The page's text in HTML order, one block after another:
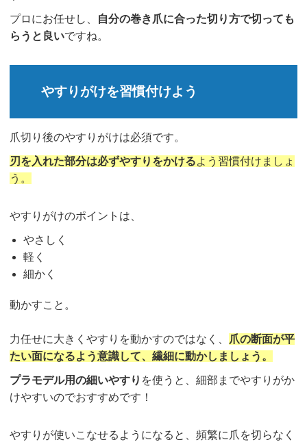
プロにお任せし、
自分の巻き爪に合った切り方で切っても
らうと良いですね。
やすりがけを習慣付けよう
爪切り後のやすりがけは必須です。
刃を入れた部分は必ずやすりをかけるよう習慣付けましょ
う。
やすりがけのポイントは、
やさしく
軽く
細かく
動かすこと。
力任せに大きくやすりを動かすのではなく、
爪の断面が平
たい面になるよう意識して、繊細に動かしましょう。
プラモデル用の細いやすり を使うと、細部までやすりがか
けやすいのでおすすめです！
やすりが使いこなせるようになると、頻繁に爪を切らなく